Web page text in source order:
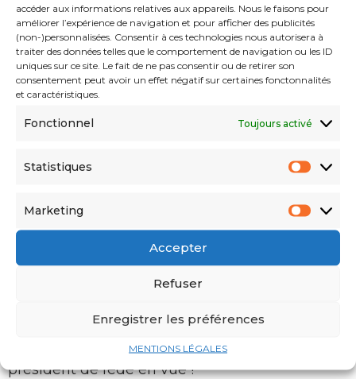
accéder aux informations relatives aux appareils. Nous le faisons pour
améliorer l’expérience de navigation et pour afficher des publicités
(non-)personnalisées. Consentir à ces technologies nous autorisera à
traiter des données telles que le comportement de navigation ou les ID
uniques sur ce site. Le fait de ne pas consentir ou de retirer son
consentement peut avoir un effet négatif sur certaines fonctonnalités
et caractéristiques.
Fonctionnel Toujours activé
Statistiques
Marketing
Accepter
Refuser
Enregistrer les préférences
MENTIONS LÉGALES
Équipe d’Algérie du football : Toujours pas de
président de fédé en vue !